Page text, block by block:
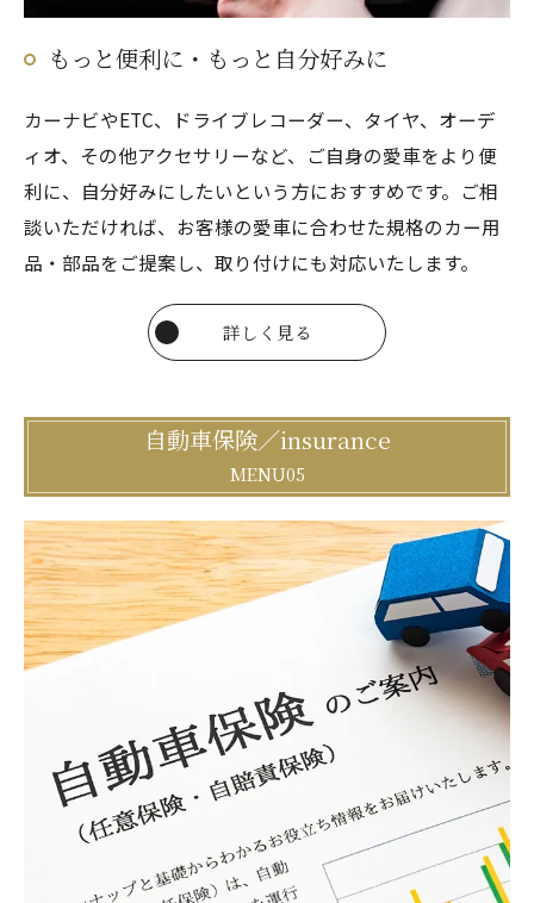
もっと便利に・もっと自分好みに
カーナビやETC、ドライブレコーダー、タイヤ、オーデ
ィオ、その他アクセサリーなど、ご自身の愛車をより便
利に、自分好みにしたいという方におすすめです。ご相
談いただければ、お客様の愛車に合わせた規格のカー用
品・部品をご提案し、取り付けにも対応いたします。
詳しく見る
自動車保険／insurance
MENU05